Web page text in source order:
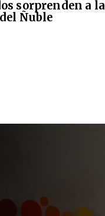
sorprenden a la
Ñuble